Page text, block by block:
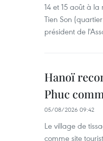
14 et 15 août à
Tien Son
président de
Hanoï
Phuc
05/08/2026 09:42
Le village de
comme site